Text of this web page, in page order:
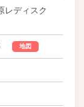
レディスク
地図